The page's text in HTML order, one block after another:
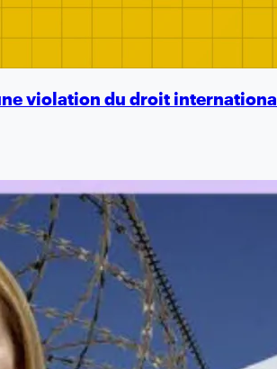
violation du droit international